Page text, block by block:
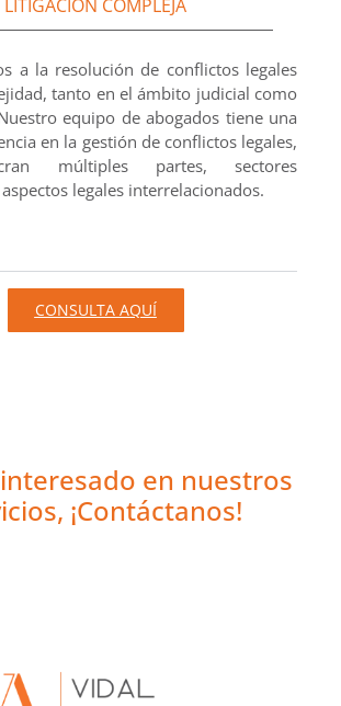
LITIGACIÓN COMPLEJA
a la resolución de conflictos legales
tanto en el ámbito judicial como
equipo de abogados tiene una
en la gestión de conflictos legales,
múltiples partes, sectores
legales interrelacionados.
CONSULTA AQUÍ
en nuestros
¡Contáctanos!